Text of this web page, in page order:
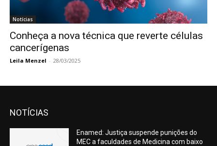
Notícias
Conheça a nova técnica que reverte células
cancerígenas
Leila Menzel - 28/03/2025
NOTÍCIAS
Enamed: Justiça suspende punições do
MEC a faculdades de Medicina com baixo